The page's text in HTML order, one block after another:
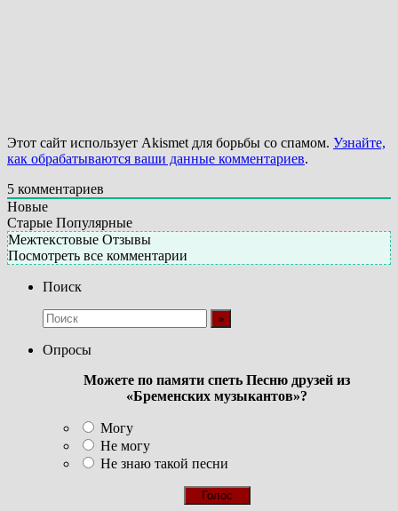
Этот сайт использует Akismet для борьбы со спамом. Узнайте,
как обрабатываются ваши данные комментариев.
5 комментариев
Новые
Старые Популярные
Межтекстовые Отзывы
Посмотреть все комментарии
Поиск
Опросы
Можете по памяти спеть Песню друзей из
«Бременских музыкантов»?
Могу
Не могу
Не знаю такой песни